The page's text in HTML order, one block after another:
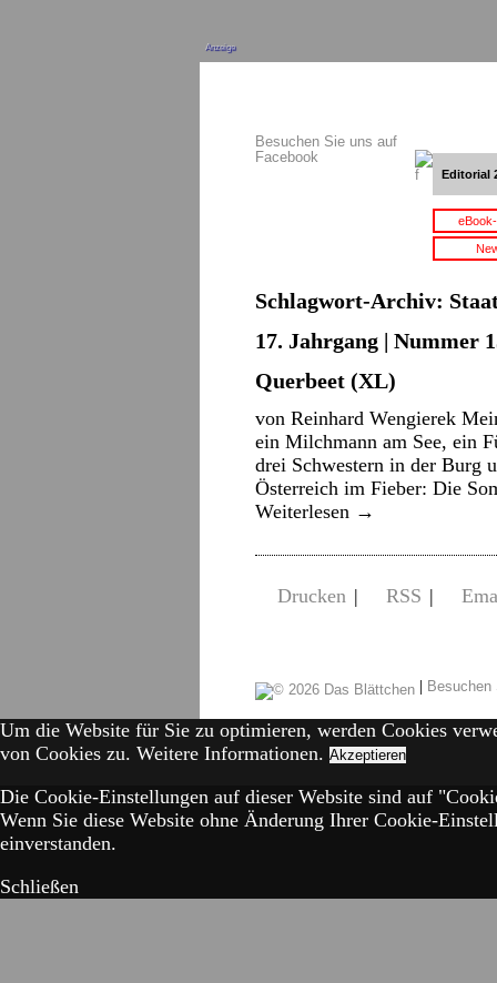
Anzeige
Besuchen Sie uns auf
Facebook
Editorial
Schlagwort-Archiv:
17. Jahrgang | Nummer
Querbeet (XL)
von Reinhard Wengierek
ein Milchmann am See, ein
drei Schwestern in der
Österreich im Fieber: Die
Weiterlesen →
Drucken | RSS |
|
Um die Website für Sie zu optimieren, werden Cookies
von Cookies zu. Weitere Informationen. Akzeptieren
Die Cookie-Einstellungen auf dieser Website sind auf
Wenn Sie diese Website ohne Änderung Ihrer Cookie-
einverstanden.
Schließen